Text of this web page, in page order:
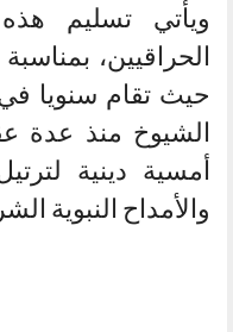
ويأتي تسليم هذه
الحراقيين،
حيث تقام سنويا
الشيوخ منذ عدة
أمسية دينية
والأمداح النبوية